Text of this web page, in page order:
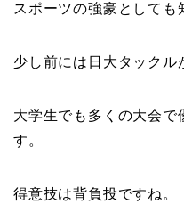
スポーツの強豪としても
少し前には日大タックル
大学生でも多くの大会で
す。
得意技は背負投ですね。